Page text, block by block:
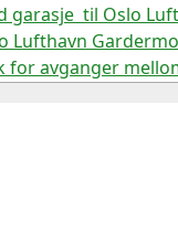
garasje til Oslo
Lufthavn
for avganger